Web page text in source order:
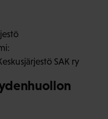
SAK ry